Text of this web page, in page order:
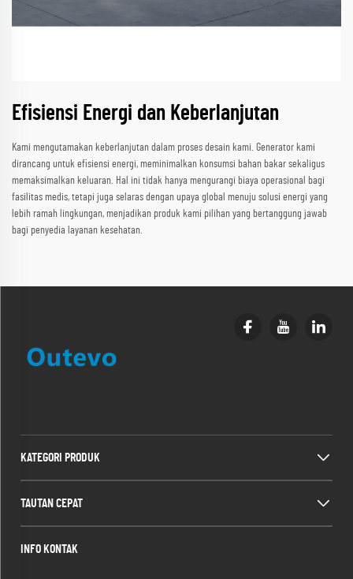
Efisiensi Energi dan Keberlanjutan
Kami mengutamakan keberlanjutan dalam proses desain kami. Generator kami
dirancang untuk efisiensi energi, meminimalkan konsumsi bahan bakar sekaligus
memaksimalkan keluaran. Hal ini tidak hanya mengurangi biaya operasional bagi
fasilitas medis, tetapi juga selaras dengan upaya global menuju solusi energi yang
lebih ramah lingkungan, menjadikan produk kami pilihan yang bertanggung jawab
bagi penyedia layanan kesehatan.
KATEGORI PRODUK
TAUTAN CEPAT
INFO KONTAK